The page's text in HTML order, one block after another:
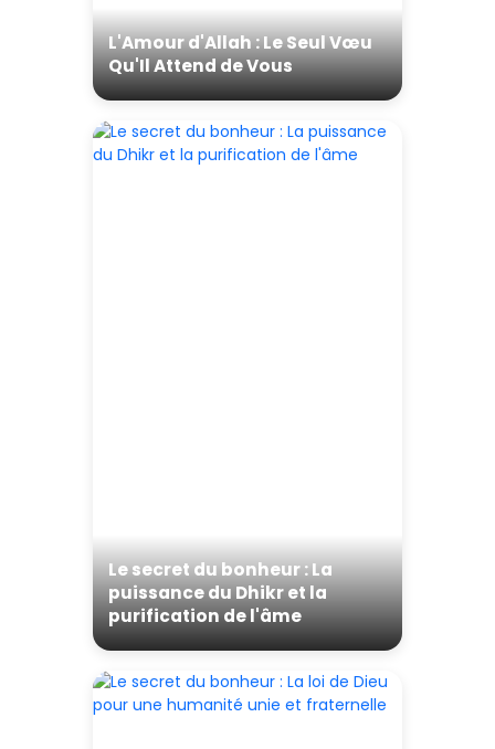
L'Amour d'Allah : Le Seul Vœu
Qu'Il Attend de Vous
Le secret du bonheur : La
puissance du Dhikr et la
purification de l'âme